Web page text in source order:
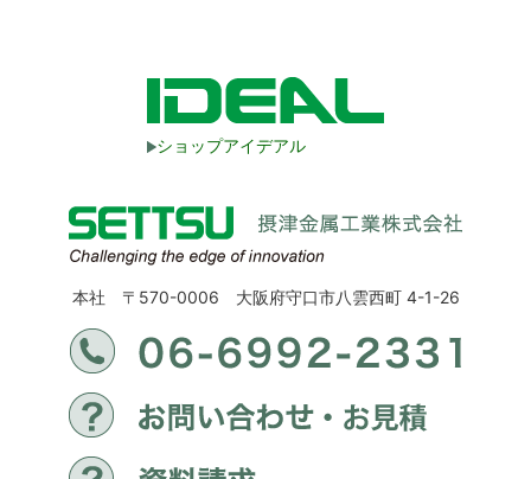
ショップアイデアル
本社 〒570-0006 大阪府守口市八雲西町 4-1-26